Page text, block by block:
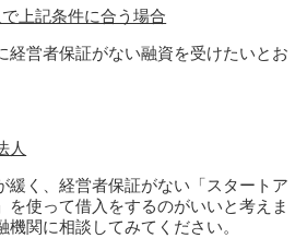
上記条件に合う場合
経営者保証がない融資を受けたいとお
人
緩く、経営者保証がない「スタートア
を使って借入をするのがいいと考えま
関に相談してみてください。